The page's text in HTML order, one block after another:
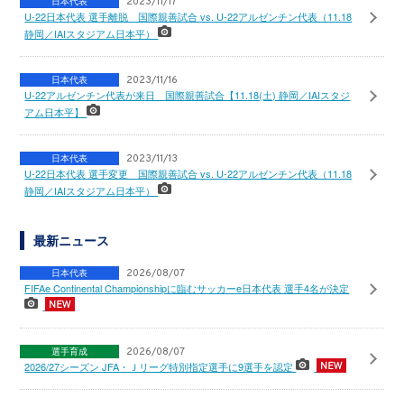
U-22日本代表 選手離脱 国際親善試合 vs. U-22アルゼンチン代表（11.18
静岡／IAIスタジアム日本平）
日本代表 2023/11/16
U-22アルゼンチン代表が来日 国際親善試合【11.18(土) 静岡／IAIスタジ
アム日本平】
日本代表 2023/11/13
U-22日本代表 選手変更 国際親善試合 vs. U-22アルゼンチン代表（11.18
静岡／IAIスタジアム日本平）
最新ニュース
日本代表 2026/08/07
FIFAe Continental Championshipに臨むサッカーe日本代表 選手4名が決定
選手育成 2026/08/07
2026/27シーズン JFA・Ｊリーグ特別指定選手に9選手を認定